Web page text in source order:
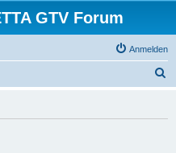
GTV Forum
Anmelden